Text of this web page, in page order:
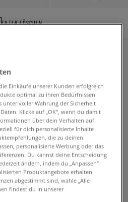
FILTER LÖSCHEN
HOKA MAFATE SPEED 4 LITE
herren
164,99 €
189,99 €
170,99 € - niedrigster Preis
Einkäufe unserer Kunden erfolgreich
optimal zu ihren Bedürfnissen
unter voller Wahrung der Sicherheit
Klicke auf „OK“, wenn du damit
über dein Verhalten auf
für dich personalisierte Inhalte
die zu deinen
personalisierte Werbung oder das
Du kannst deine Entscheidung
ändern, indem du „Anpassen“
Produktangebote erhalten
abgestimmt sind, wähle „Alle
findest du in unserer